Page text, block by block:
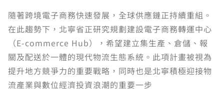
隨著跨境電子商務快速發展，全球供應鏈正持續重組。
在此趨勢下，北寧省正研究規劃建設電子商務轉運中心
（E-commerce Hub），希望建立集生產、倉儲、報
關及配送於一體的現代物流生態系統。此項計畫被視為
提升地方競爭力的重要戰略，同時也是北寧積極迎接物
流產業與數位經濟投資浪潮的重要一步